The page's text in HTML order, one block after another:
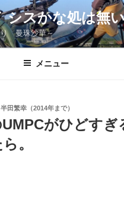
シスかな処は無
曼珠沙華～
メニュー
半田繁幸（2014年まで）
がひどすぎ
。